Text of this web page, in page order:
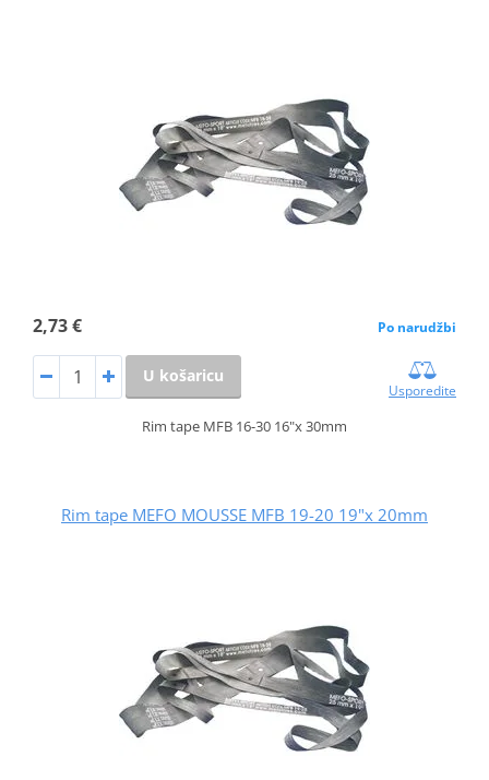
2,73 € Po narudžbi
U košaricu
Usporedite
Rim tape MFB 16-30 16"x 30mm
Rim tape MEFO MOUSSE MFB 19-20 19"x 20mm